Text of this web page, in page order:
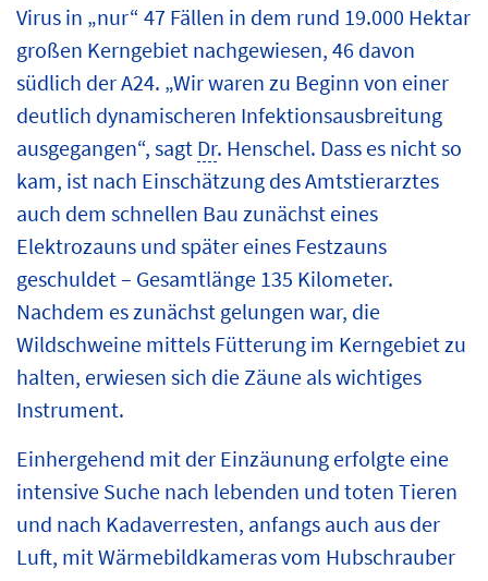
Virus in „nur“ 47 Fällen in dem rund 19.000 Hektar
großen Kerngebiet nachgewiesen, 46 davon
südlich der A24. „Wir waren zu Beginn von einer
deutlich dynamischeren Infektionsausbreitung
ausgegangen“, sagt Dr. Henschel. Dass es nicht so
kam, ist nach Einschätzung des Amtstierarztes
auch dem schnellen Bau zunächst eines
Elektrozauns und später eines Festzauns
geschuldet – Gesamtlänge 135 Kilometer.
Nachdem es zunächst gelungen war, die
Wildschweine mittels Fütterung im Kerngebiet zu
halten, erwiesen sich die Zäune als wichtiges
Instrument.
Einhergehend mit der Einzäunung erfolgte eine
intensive Suche nach lebenden und toten Tieren
und nach Kadaverresten, anfangs auch aus der
Luft, mit Wärmebildkameras vom Hubschrauber